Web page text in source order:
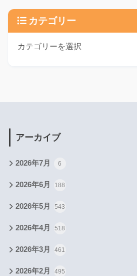
カテゴリー
アーカイブ
2026年7月 6
2026年6月 188
2026年5月 543
2026年4月 518
2026年3月 461
2026年2月 495